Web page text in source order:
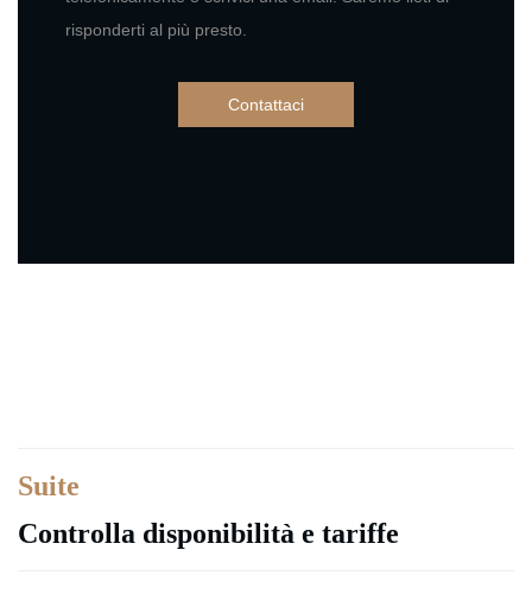
risponderti al più presto.
Suite
Controlla disponibilità e tariffe